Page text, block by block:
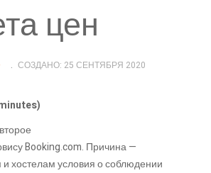
цен
СОЗДАНО: 25 СЕНТЯБРЯ 2020
Booking.com. Причина —
хостелам условия о соблюдении